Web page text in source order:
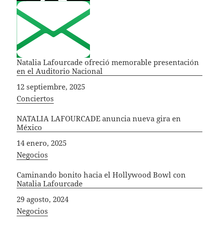
Natalia Lafourcade ofreció memorable presentación
en el Auditorio Nacional
Fecha
12 septiembre, 2025
In relation to
Conciertos
NATALIA LAFOURCADE anuncia nueva gira en
México
Fecha
14 enero, 2025
In relation to
Negocios
Caminando bonito hacia el Hollywood Bowl con
Natalia Lafourcade
Fecha
29 agosto, 2024
In relation to
Negocios